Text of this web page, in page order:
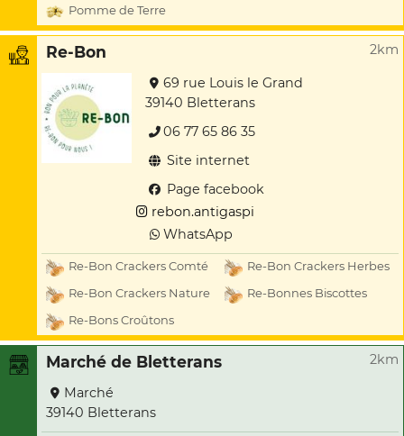
Pomme de Terre
Re-Bon 2km
69 rue Louis le Grand
39140 Bletterans
06 77 65 86 35
Site internet
Page facebook
rebon.antigaspi
WhatsApp
Re-Bon Crackers Comté
Re-Bon Crackers Herbes
Re-Bon Crackers Nature
Re-Bonnes Biscottes
Re-Bons Croûtons
Marché de Bletterans 2km
Marché
39140 Bletterans